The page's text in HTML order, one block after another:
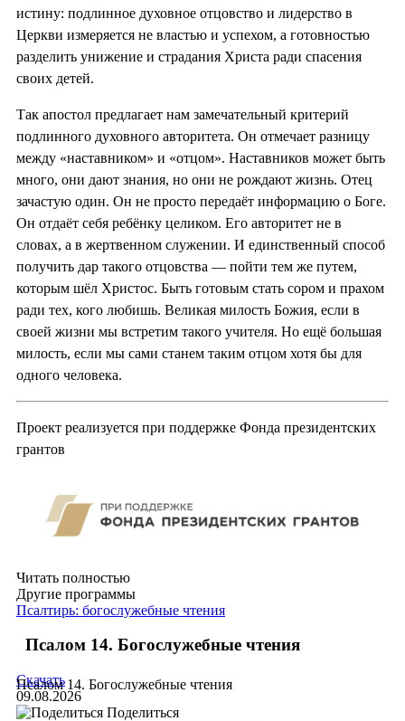
истину: подлинное духовное отцовство и лидерство в
Церкви измеряется не властью и успехом, а готовностью
разделить унижение и страдания Христа ради спасения
своих детей.
Так апостол предлагает нам замечательный критерий
подлинного духовного авторитета. Он отмечает разницу
между «наставником» и «отцом». Наставников может быть
много, они дают знания, но они не рождают жизнь. Отец
зачастую один. Он не просто передаёт информацию о Боге.
Он отдаёт себя ребёнку целиком. Его авторитет не в
словах, а в жертвенном служении. И единственный способ
получить дар такого отцовства — пойти тем же путем,
которым шёл Христос. Быть готовым стать сором и прахом
ради тех, кого любишь. Великая милость Божия, если в
своей жизни мы встретим такого учителя. Но ещё большая
милость, если мы сами станем таким отцом хотя бы для
одного человека.
Проект реализуется при поддержке Фонда президентских
грантов
Читать полностью
Другие программы
Псалтирь: богослужебные чтения
Псалом 14. Богослужебные чтения
Псалом 14. Богослужебные чтения
Скачать
09.08.2026
Поделиться